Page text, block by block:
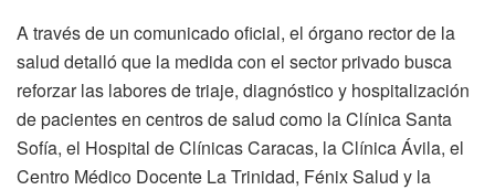
A través de un comunicado oficial, el órgano rector de la
salud detalló que la medida con el sector privado busca
reforzar las labores de triaje, diagnóstico y hospitalización
de pacientes en centros de salud como la Clínica Santa
Sofía, el Hospital de Clínicas Caracas, la Clínica Ávila, el
Centro Médico Docente La Trinidad, Fénix Salud y la